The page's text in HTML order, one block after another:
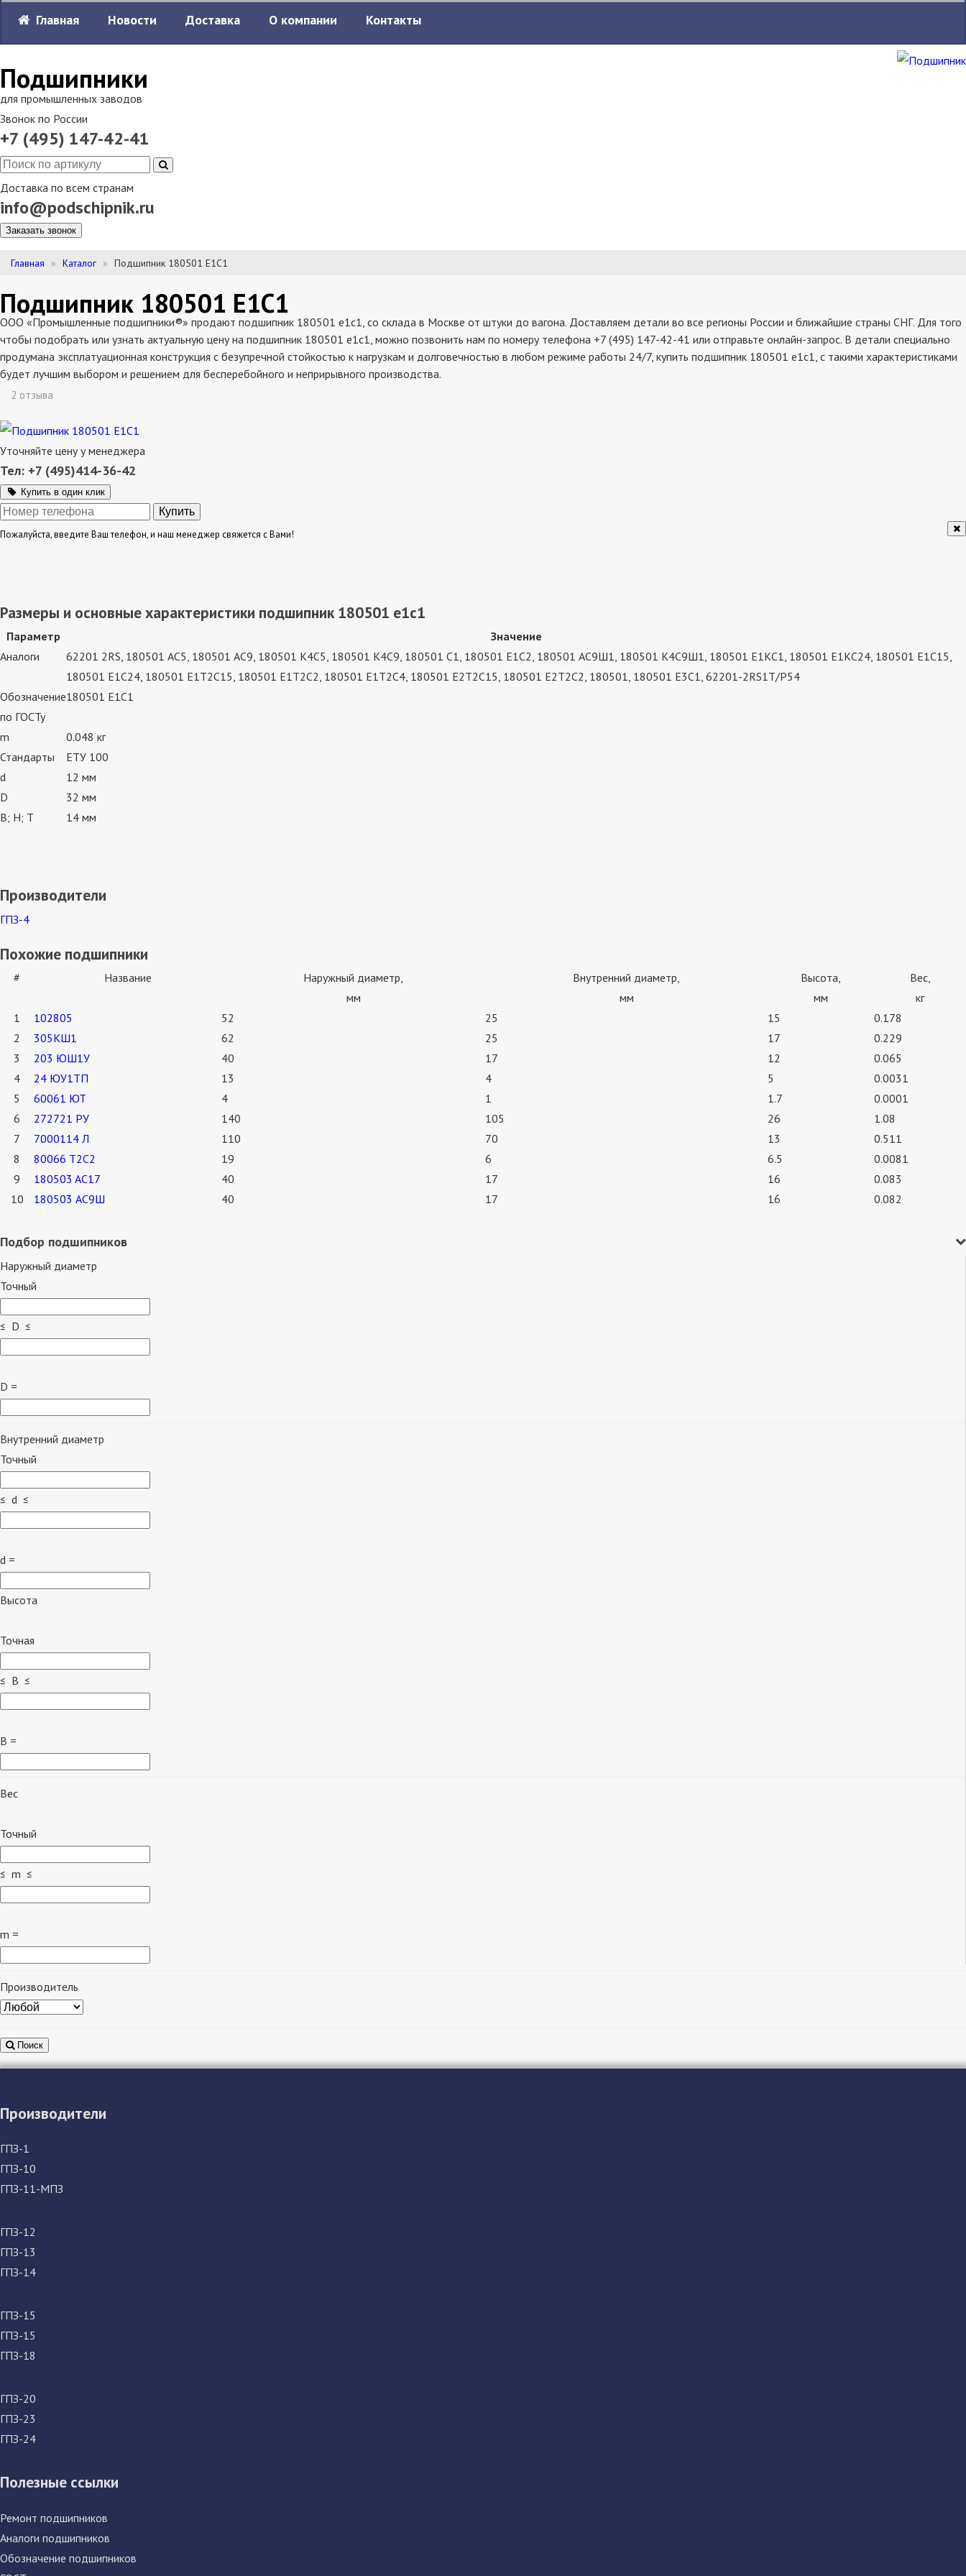
Подшипники
для промышленных заводов
Звонок по России
+7 (495) 147-42-41
Доставка по всем странам
info@podschipnik.ru
Заказать звонок
Главная Новости Доставка О компании Контакты
Главная Каталог Подшипник 180501 Е1С1
Подшипник 180501 Е1С1
ООО «Промышленные подшипники®» продают подшипник 180501 е1с1, со склада в Москве от штуки до вагона. Доставляем детали во все регионы России и ближайшие страны СНГ. Для того
чтобы подобрать или узнать актуальную цену на подшипник 180501 е1с1, можно позвонить нам по номеру телефона +7 (495) 147-42-41 или отправьте онлайн-запрос. В детали специально
продумана эксплатуационная конструкция с безупречной стойкостью к нагрузкам и долговечностью в любом режиме работы 24/7, купить подшипник 180501 е1с1, с такими характеристиками
будет лучшим выбором и решением для бесперебойного и неприрывного производства.
2 отзыва
Уточняйте цену у менеджера
Тел: +7 (495)414-36-42
Купить в один клик
Пожалуйста, введите Ваш телефон, и наш менеджер свяжется с Вами!
Размеры и основные характеристики подшипник 180501 е1с1
Параметр
Значение
Аналоги
62201 2RS, 180501 АС5, 180501 АС9, 180501 К4С5, 180501 К4С9, 180501 С1, 180501 Е1С2, 180501 АС9Ш1, 180501 К4С9Ш1, 180501 Е1КС1, 180501 Е1КС24, 180501 Е1С15,
180501 Е1С24, 180501 Е1Т2С15, 180501 Е1Т2С2, 180501 Е1Т2С4, 180501 Е2Т2С15, 180501 Е2Т2С2, 180501, 180501 Е3С1, 62201-2RS1T/P54
Обозначение
по ГОСТу
180501 Е1С1
m
0.048 кг
Стандарты
ЕТУ 100
d
12 мм
D
32 мм
В; Н; Т
14 мм
Производители
ГПЗ-4
Похожие подшипники
# Название
Наружный диаметр,
мм
Внутренний диаметр,
мм
Высота,
мм
Вес,
кг
1
102805 52 25 15
0.178
2
305KШ1 62 25 17
0.229
3
203 ЮШ1У 40 17 12
0.065
4
24 ЮУ1ТП 13 4 5
0.0031
5
60061 ЮТ 4 1 1.7
0.0001
6
272721 РУ 140 105 26
1.08
7
7000114 Л 110 70 13
0.511
8
80066 Т2С2 19 6 6.5
0.0081
9
180503 AC17 40 17 16
0.083
10
180503 АС9Ш 40 17 16 0.082
Подбор подшипников
Наружный диаметр
Точный
≤ D ≤
D =
Внутренний диаметр
Точный
≤ d ≤
d =
Высота
Точная
≤ B ≤
B =
Вес
Точный
≤ m ≤
m =
Производитель
Поиск
Производители
ГПЗ-1
ГПЗ-10
ГПЗ-11-МПЗ
ГПЗ-12
ГПЗ-13
ГПЗ-14
ГПЗ-15
ГПЗ-15
ГПЗ-18
ГПЗ-20
ГПЗ-23
ГПЗ-24
Полезные ссылки
Ремонт подшипников
Аналоги подшипников
Обозначение подшипников